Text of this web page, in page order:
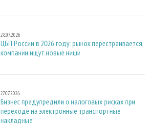
28.07.2026
ЦБП России в 2026 году: рынок перестраивается,
компании ищут новые ниши
27.07.2026
Бизнес предупредили о налоговых рисках при
переходе на электронные транспортные
накладные